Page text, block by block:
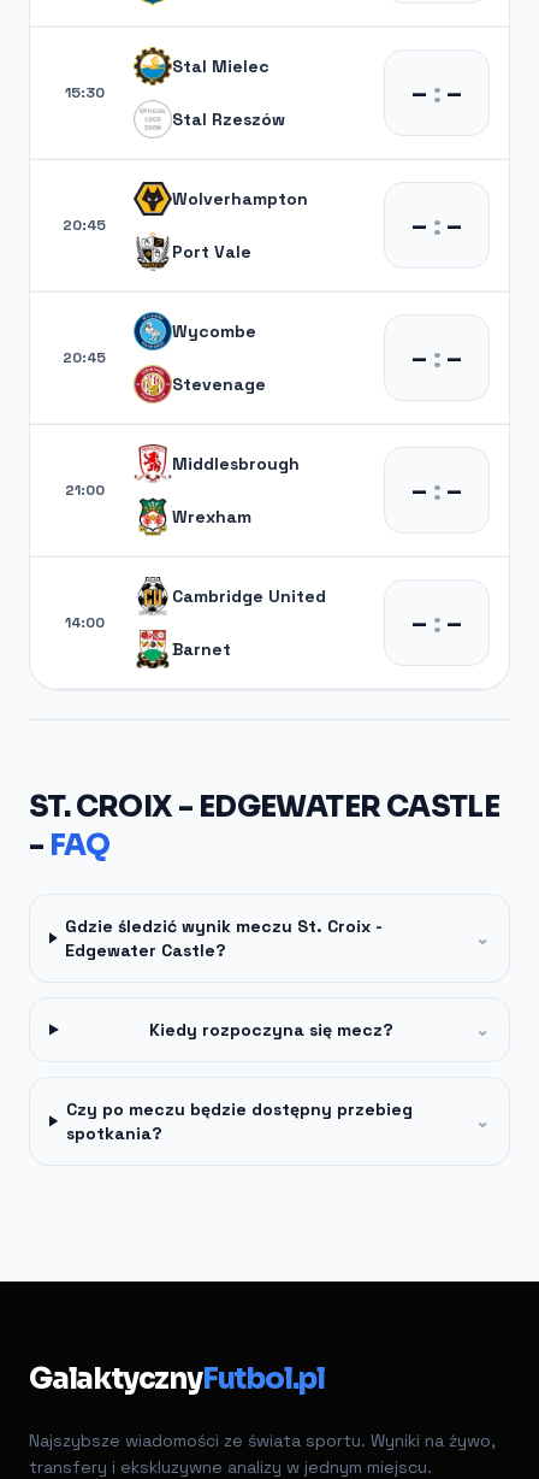
15:30
Stal Mielec
Stal Rzeszów
– :–
20:45
Wolverhampton
Port Vale
– :–
20:45
Wycombe
Stevenage
– :–
21:00
Middlesbrough
Wrexham
– :–
14:00
Cambridge United
Barnet
– :–
ST. CROIX - EDGEWATER CASTLE
- FAQ
Gdzie śledzić wynik meczu St. Croix -
Edgewater Castle?
⌄
Kiedy rozpoczyna się mecz? ⌄
Czy po meczu będzie dostępny przebieg
spotkania?
⌄
GalaktycznyFutbol.pl
Najszybsze wiadomości ze świata sportu. Wyniki na żywo,
transfery i ekskluzywne analizy w jednym miejscu.